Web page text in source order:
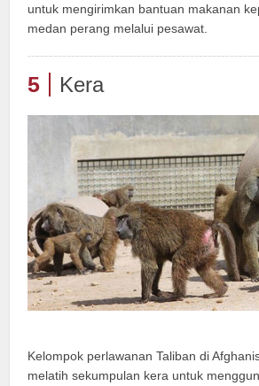
untuk mengirimkan bantuan makanan
medan perang melalui pesawat.
5 Kera
Kelompok perlawanan Taliban di
melatih sekumpulan kera untuk